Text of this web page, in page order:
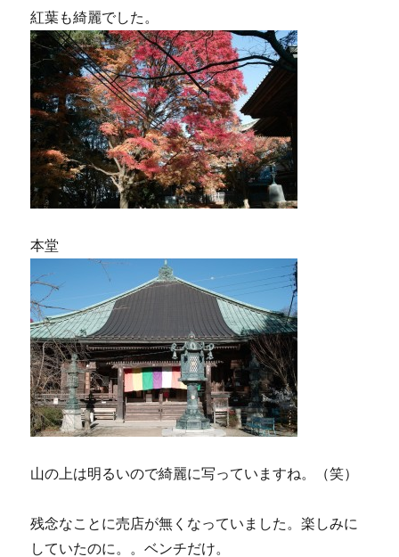
紅葉も綺麗でした。
本堂
山の上は明るいので綺麗に写っていますね。（笑）
残念なことに売店が無くなっていました。楽しみに
していたのに。。ベンチだけ。